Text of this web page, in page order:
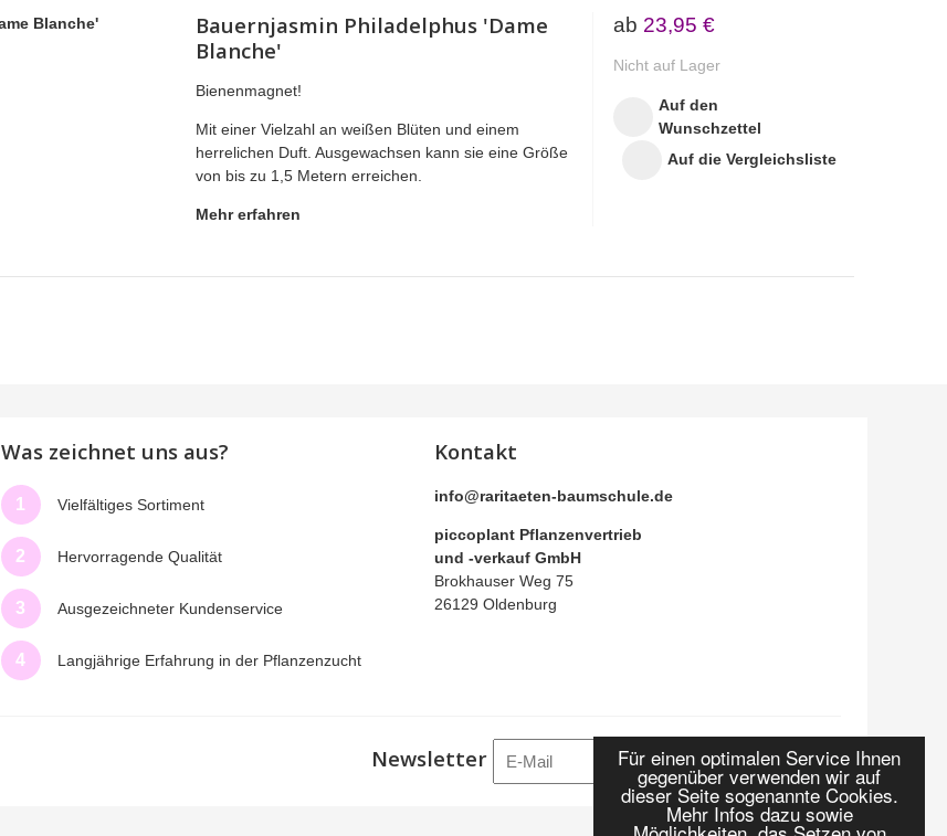
Für einen optimalen Service Ihnen
gegenüber verwenden wir auf
dieser Seite sogenannte Cookies.
Mehr Infos dazu sowie
Bauernjasmin Philadelphus 'Dame
Blanche'
Bienenmagnet!
Mit einer Vielzahl an weißen Blüten und einem
herrelichen Duft. Ausgewachsen kann sie eine Größe
von bis zu 1,5 Metern erreichen.
Mehr erfahren
ab 23,95 €
Nicht auf Lager
Auf den
Wunschzettel
Auf die Vergleichsliste
Was zeichnet uns aus?
1 Vielfältiges Sortiment
2 Hervorragende Qualität
3 Ausgezeichneter Kundenservice
4 Langjährige Erfahrung in der Pflanzenzucht
Kontakt
info@raritaeten-baumschule.de
piccoplant Pflanzenvertrieb
und -verkauf GmbH
Brokhauser Weg 75
26129 Oldenburg
Newsletter Anmelden